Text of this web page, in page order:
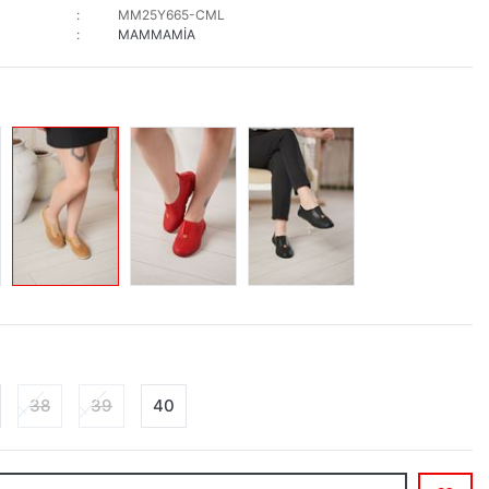
MM25Y665-CML
MAMMAMİA
38 39 40